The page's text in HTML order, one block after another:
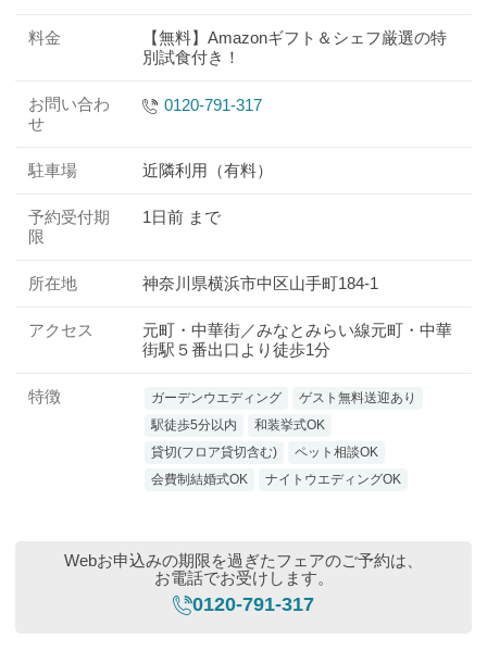
料金
【無料】Amazonギフト＆シェフ厳選の特
別試食付き！
お問い合わ
せ
0120-791-317
駐車場 近隣利用（有料）
予約受付期
限
1日前 まで
所在地 神奈川県横浜市中区山手町184-1
アクセス
元町・中華街／みなとみらい線元町・中華
街駅５番出口より徒歩1分
特徴 ガーデンウエディング
ゲスト無料送迎あり
駅徒歩5分以内
和装挙式OK
貸切(フロア貸切含む)
ペット相談OK
会費制結婚式OK
ナイトウエディングOK
Webお申込みの期限を過ぎたフェアのご予約は、
お電話でお受けします。
0120-791-317